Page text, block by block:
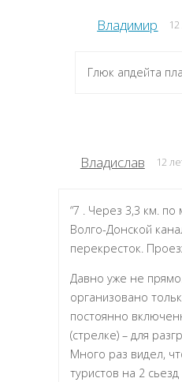
Владимир
Глюк апдейта
Владислав 12
“7 . Через 3,3 км.
Волго-Донской
перекресток.
Давно уже не
организовано
постоянно
(стрелке) – для
Много раз видел,
туристов на 2